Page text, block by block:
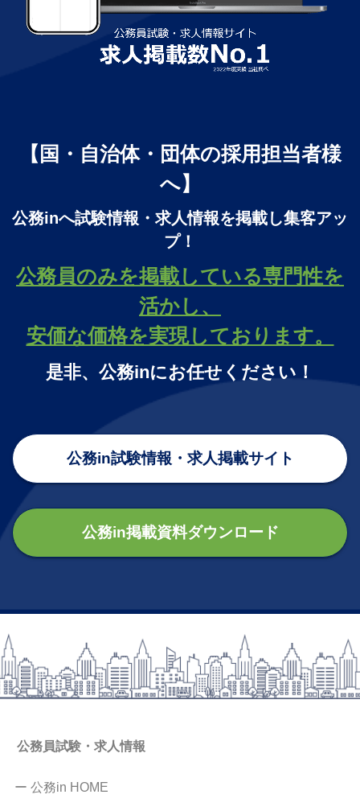
【国・自治体・団体の採用担当者様
へ】
公務inへ試験情報・求人情報を掲載し集客アッ
プ！
公務員のみを掲載している専門性を
活かし、
安価な価格を実現しております。
是非、公務inにお任せください！
公務in試験情報・求人掲載サイト
公務in掲載資料ダウンロード
公務員試験・求人情報
ー 公務in HOME